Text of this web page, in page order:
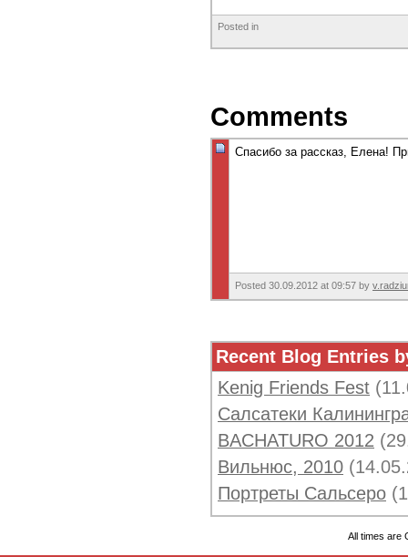
Posted in
Comments
Спасибо за рассказ, Елена!
Posted 30.09.2012 at 09:57 by
Recent Blog Entries
Kenig Friends Fest
Салсатеки
BACHATURO 2012
Вильнюс, 2010
Портреты Сальсеро
All times are